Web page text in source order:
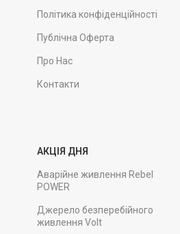
Політика конфіденційності
Публічна Оферта
Про Нас
Контакти
АКЦІЯ ДНЯ
Аварійне живлення Rebel
POWER
Джерело безперебійного
живлення Volt